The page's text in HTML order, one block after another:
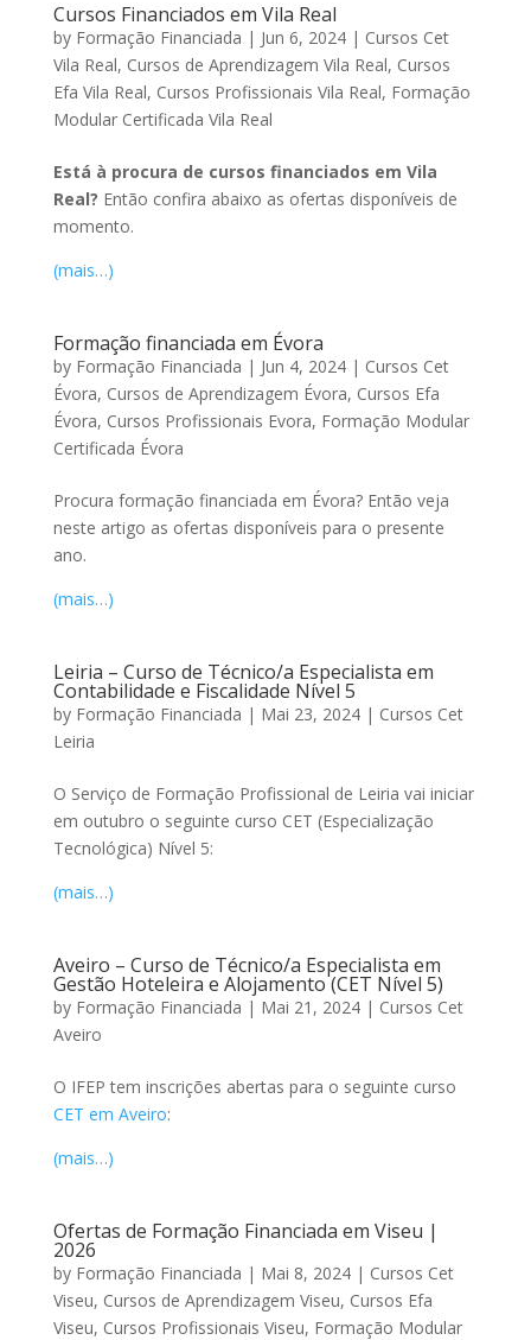
Cursos Financiados em Vila Real
by Formação Financiada | Jun 6, 2024| Cursos Cet
Vila Real, Cursos de Aprendizagem Vila Real, Cursos
Efa Vila Real, Cursos Profissionais Vila Real, Formação
Modular Certificada Vila Real
Está à procura de cursos financiados em Vila
Real? Então confira abaixo as ofertas disponíveis de
momento.
(mais…)
Formação financiada em Évora
by Formação Financiada | Jun 4, 2024| Cursos Cet
Évora, Cursos de Aprendizagem Évora, Cursos Efa
Évora, Cursos Profissionais Evora, Formação Modular
Certificada Évora
Procura formação financiada em Évora? Então veja
neste artigo as ofertas disponíveis para o presente
ano.
(mais…)
Leiria – Curso de Técnico/a Especialista em
Contabilidade e Fiscalidade Nível 5
by Formação Financiada | Mai 23, 2024| Cursos Cet
Leiria
O Serviço de Formação Profissional de Leiria vai iniciar
em outubro o seguinte curso CET (Especialização
Tecnológica) Nível 5:
(mais…)
Aveiro – Curso de Técnico/a Especialista em
Gestão Hoteleira e Alojamento (CET Nível 5)
by Formação Financiada | Mai 21, 2024| Cursos Cet
Aveiro
O IFEP tem inscrições abertas para o seguinte curso
CET em Aveiro:
(mais…)
Ofertas de Formação Financiada em Viseu |
2026
by Formação Financiada | Mai 8, 2024| Cursos Cet
Viseu, Cursos de Aprendizagem Viseu, Cursos Efa
Viseu, Cursos Profissionais Viseu, Formação Modular